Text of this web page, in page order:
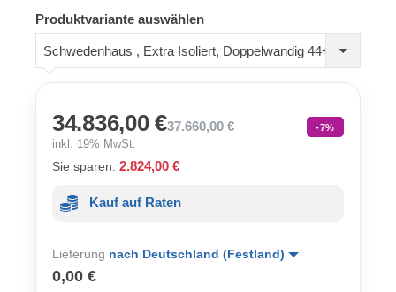
Produktvariante auswählen
Schwedenhaus , Extra Isoliert, Doppelwandig 44+44 mm
34.836,00 €37.660,00 € -7%
inkl. 19% MwSt.
Sie sparen: 2.824,00 €
Kauf auf Raten
Lieferung nach Deutschland (Festland)
0,00 €